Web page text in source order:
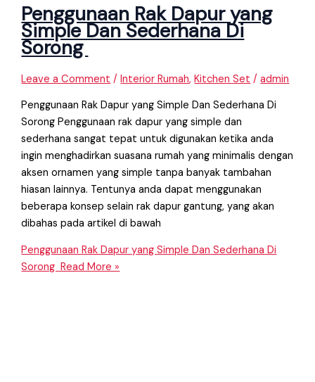
Penggunaan Rak Dapur yang
Simple Dan Sederhana Di
Sorong
Leave a Comment /Interior Rumah,Kitchen Set /admin
Penggunaan Rak Dapur yang Simple Dan Sederhana Di
Sorong Penggunaan rak dapur yang simple dan
sederhana sangat tepat untuk digunakan ketika anda
ingin menghadirkan suasana rumah yang minimalis dengan
aksen ornamen yang simple tanpa banyak tambahan
hiasan lainnya. Tentunya anda dapat menggunakan
beberapa konsep selain rak dapur gantung, yang akan
dibahas pada artikel di bawah
Penggunaan Rak Dapur yang Simple Dan Sederhana Di
Sorong Read More »